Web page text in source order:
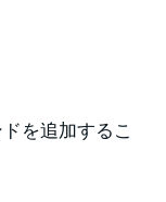
を追加するこ